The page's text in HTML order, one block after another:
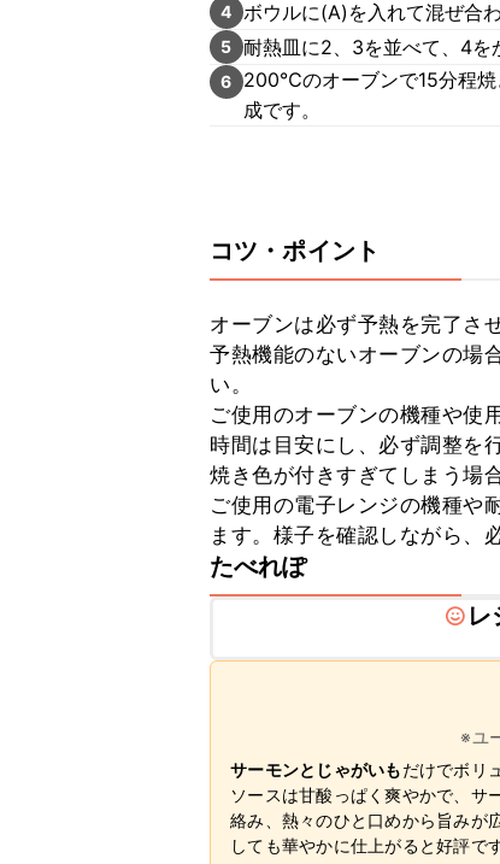
4 ボウルに(A)を入れて混ぜ合わ
5 耐熱皿に2、3を並べて、4を
6
200℃のオーブンで15分程焼
成です。
コツ・ポイント
オーブンは必ず予熱を完了さ
予熱機能のないオーブンの場
い。
ご使用のオーブンの機種や使
時間は目安にし、必ず調整を
焼き色が付きすぎてしまう場
ご使用の電子レンジの機種や
ます。様子を確認しながら、
たべれぽ
レ
※ユ
サーモンとじゃがいもだけでボリ
ソースは甘酸っぱく爽やかで、サ
絡み、熱々のひと口めから旨みが
しても華やかに仕上がると好評で